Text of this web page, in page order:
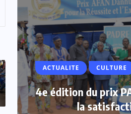
ACTUALITE CULTURE
4e édition du prix
la